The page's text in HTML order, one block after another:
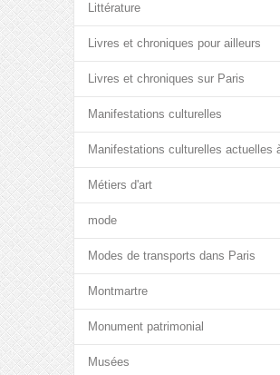
Littérature
Livres et chroniques pour ailleurs
Livres et chroniques sur Paris
Manifestations culturelles
Manifestations culturelles actuelles
Métiers d'art
mode
Modes de transports dans Paris
Montmartre
Monument patrimonial
Musées